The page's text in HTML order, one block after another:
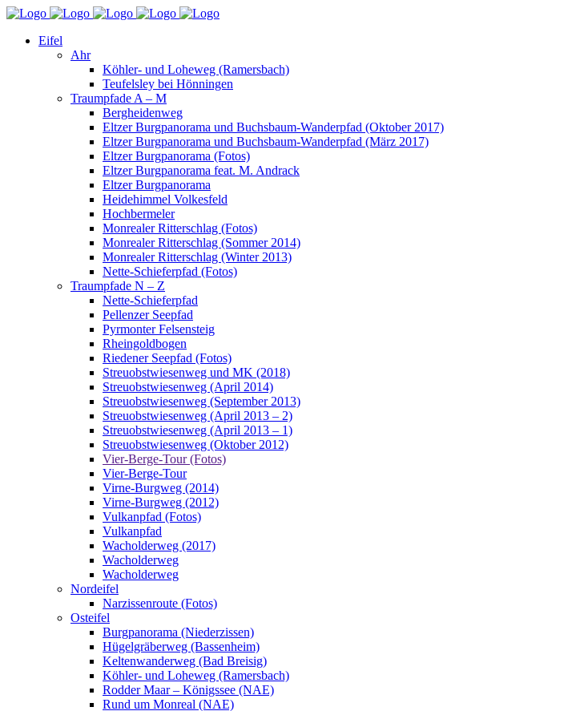
Eifel
Ahr
Köhler- und Loheweg (Ramersbach)
Teufelsley bei Hönningen
Traumpfade A – M
Bergheidenweg
Eltzer Burgpanorama und Buchsbaum-Wanderpfad (Oktober 2017)
Eltzer Burgpanorama und Buchsbaum-Wanderpfad (März 2017)
Eltzer Burgpanorama (Fotos)
Eltzer Burgpanorama feat. M. Andrack
Eltzer Burgpanorama
Heidehimmel Volkesfeld
Hochbermeler
Monrealer Ritterschlag (Fotos)
Monrealer Ritterschlag (Sommer 2014)
Monrealer Ritterschlag (Winter 2013)
Nette-Schieferpfad (Fotos)
Traumpfade N – Z
Nette-Schieferpfad
Pellenzer Seepfad
Pyrmonter Felsensteig
Rheingoldbogen
Riedener Seepfad (Fotos)
Streuobstwiesenweg und MK (2018)
Streuobstwiesenweg (April 2014)
Streuobstwiesenweg (September 2013)
Streuobstwiesenweg (April 2013 – 2)
Streuobstwiesenweg (April 2013 – 1)
Streuobstwiesenweg (Oktober 2012)
Vier-Berge-Tour (Fotos)
Vier-Berge-Tour
Virne-Burgweg (2014)
Virne-Burgweg (2012)
Vulkanpfad (Fotos)
Vulkanpfad
Wacholderweg (2017)
Wacholderweg
Wacholderweg
Nordeifel
Narzissenroute (Fotos)
Osteifel
Burgpanorama (Niederzissen)
Hügelgräberweg (Bassenheim)
Keltenwanderweg (Bad Breisig)
Köhler- und Loheweg (Ramersbach)
Rodder Maar – Königssee (NAE)
Rund um Monreal (NAE)